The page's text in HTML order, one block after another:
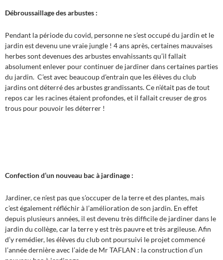
Débroussaillage des arbustes :
Pendant la période du covid, personne ne s’est occupé du jardin et le
jardin est devenu une vraie jungle ! 4 ans après, certaines mauvaises
herbes sont devenues des arbustes envahissants qu’il fallait
absolument enlever pour continuer de jardiner dans certaines parties
du jardin. C’est avec beaucoup d’entrain que les élèves du club
jardins ont déterré des arbustes grandissants. Ce n’était pas de tout
repos car les racines étaient profondes, et il fallait creuser de gros
trous pour pouvoir les déterrer !
Confection d’un nouveau bac à jardinage :
Jardiner, ce n’est pas que s’occuper de la terre et des plantes, mais
c’est également réfléchir à l’amélioration de son jardin. En effet
depuis plusieurs années, il est devenu très difficile de jardiner dans le
jardin du collège, car la terre y est très pauvre et très argileuse. Afin
d’y remédier, les élèves du club ont poursuivi le projet commencé
l’année dernière avec l’aide de Mr TAFLAN : la construction d’un